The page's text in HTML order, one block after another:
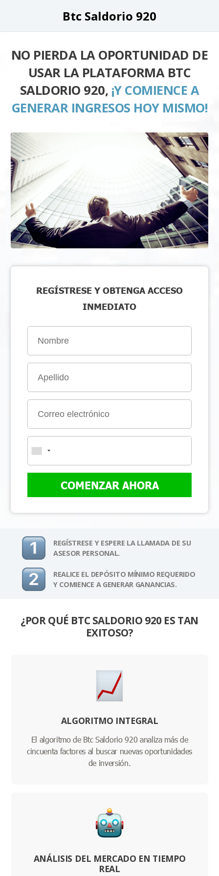
Btc Saldorio 920
NO PIERDA LA OPORTUNIDAD DE
USAR LA PLATAFORMA BTC
SALDORIO 920, ¡Y COMIENCE A
GENERAR INGRESOS HOY MISMO!
REGÍSTRESE Y OBTENGA ACCESO
INMEDIATO
COMENZAR AHORA
REGÍSTRESE Y ESPERE LA LLAMADA DE SU
ASESOR PERSONAL.
REALICE EL DEPÓSITO MÍNIMO REQUERIDO
Y COMIENCE A GENERAR GANANCIAS.
¿POR QUÉ BTC SALDORIO 920 ES TAN
EXITOSO?
ALGORITMO INTEGRAL
El algoritmo de Btc Saldorio 920 analiza más de
cincuenta factores al buscar nuevas oportunidades
de inversión.
ANÁLISIS DEL MERCADO EN TIEMPO
REAL